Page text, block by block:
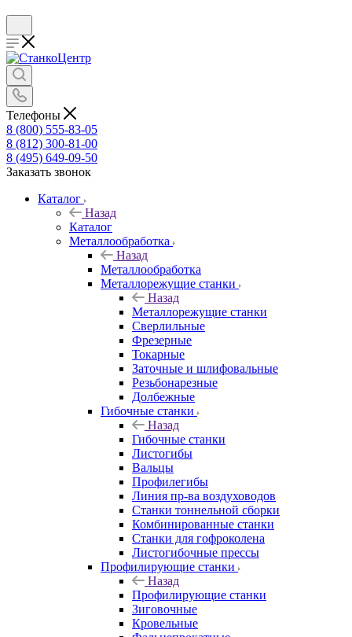
Телефоны
8 (800) 555-83-05
8 (812) 300-81-00
8 (495) 649-09-50
Заказать звонок
Каталог
Назад
Каталог
Металлообработка
Назад
Металлообработка
Металлорежущие станки
Назад
Металлорежущие станки
Сверлильные
Фрезерные
Токарные
Заточные и шлифовальные
Резьбонарезные
Долбежные
Гибочные станки
Назад
Гибочные станки
Листогибы
Вальцы
Профилегибы
Линия пр-ва воздуховодов
Станки тоннельной сборки
Комбинированные станки
Станки для гофроколена
Листогибочные прессы
Профилирующие станки
Назад
Профилирующие станки
Зиговочные
Кровельные